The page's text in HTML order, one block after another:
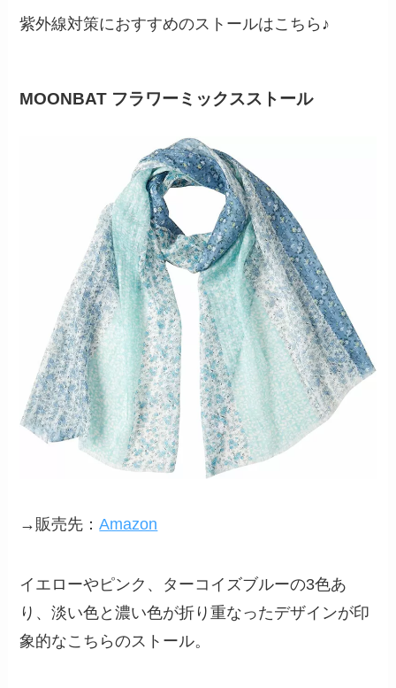
紫外線対策におすすめのストールはこちら♪
MOONBAT フラワーミックスストール
→販売先：Amazon
イエローやピンク、ターコイズブルーの3色あ
り、淡い色と濃い色が折り重なったデザインが印
象的なこちらのストール。